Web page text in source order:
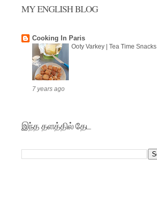
MY ENGLISH BLOG
Cooking In Paris
Ooty Varkey | Tea Time Snacks
7 years ago
இந்த தளத்தில் தேட